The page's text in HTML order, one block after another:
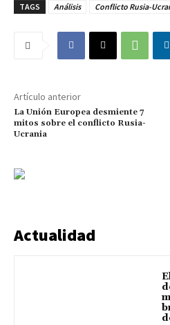
TAGS Análisis Conflicto Rusia-
Artículo anterior
La Unión Europea desmiente 7
mitos sobre el conflicto Rusia-
Ucrania
Actualidad